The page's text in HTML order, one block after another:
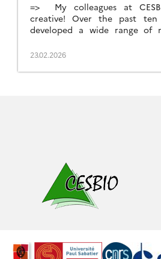
=> My colleagues at
creative! Over the past ten
developed a wide range of
Copernicus data. They
their work until they have
23.02.2026